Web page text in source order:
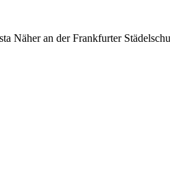
Näher an der Frankfurter